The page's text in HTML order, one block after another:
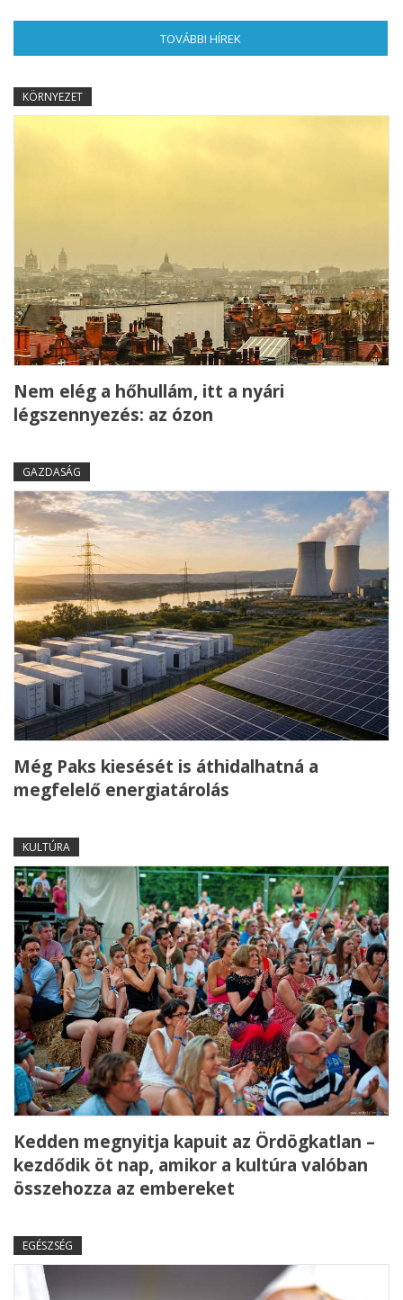
TOVÁBBI HÍREK
KÖRNYEZET
Nem elég a hőhullám, itt a nyári
légszennyezés: az ózon
GAZDASÁG
Még Paks kiesését is áthidalhatná a
megfelelő energiatárolás
KULTÚRA
Kedden megnyitja kapuit az Ördögkatlan –
kezdődik öt nap, amikor a kultúra valóban
összehozza az embereket
EGÉSZSÉG